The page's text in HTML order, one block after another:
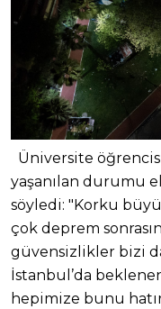
Üniversite
yaşanılan durumu
söyledi: "Korku
çok deprem
güvensizlikler bizi
İstanbul’da
hepimize bunu